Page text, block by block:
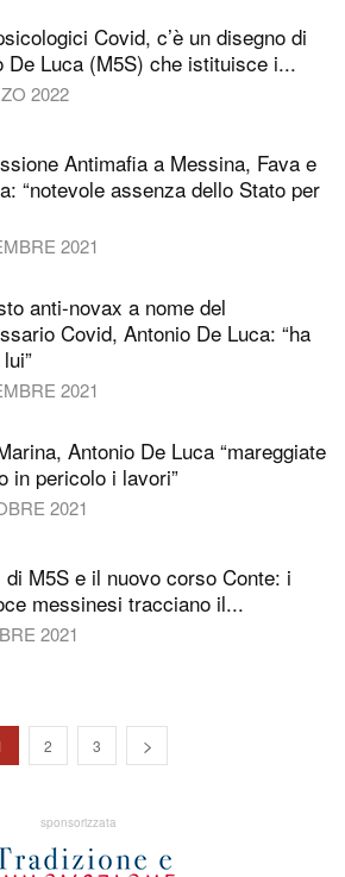
Covid, c’è un disegno di
De Luca (M5S) che istituisce i...
2022
Antimafia a Messina, Fava e
“notevole assenza dello Stato per
2021
anti-novax a nome del
Covid, Antonio De Luca: “ha
2021
Antonio De Luca “mareggiate
in pericolo i lavori”
2021
di M5S e il nuovo corso Conte: i
messinesi tracciano il...
2021
2 3
sponsorizzata